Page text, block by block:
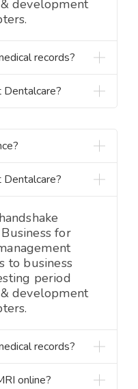
development
records?
Dentalcare?
Dentalcare?
for
to business
period
development
records?
online?